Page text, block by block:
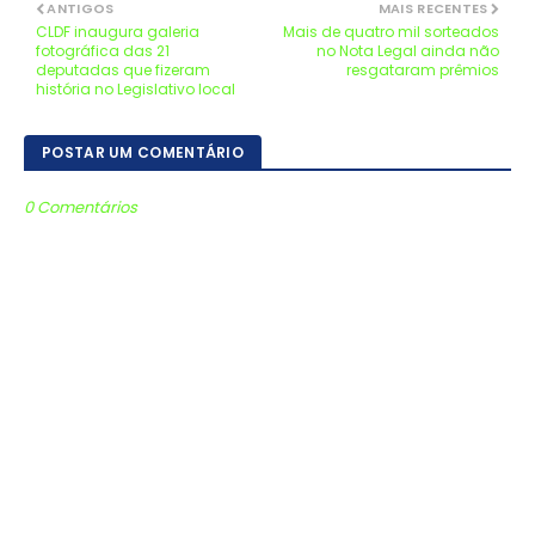
MAIS RECENTES
Mais de quatro mil sorteados
no Nota Legal ainda não
resgataram prêmios
ANTIGOS
CLDF inaugura galeria
fotográfica das 21
deputadas que fizeram
história no Legislativo local
POSTAR UM COMENTÁRIO
0 Comentários